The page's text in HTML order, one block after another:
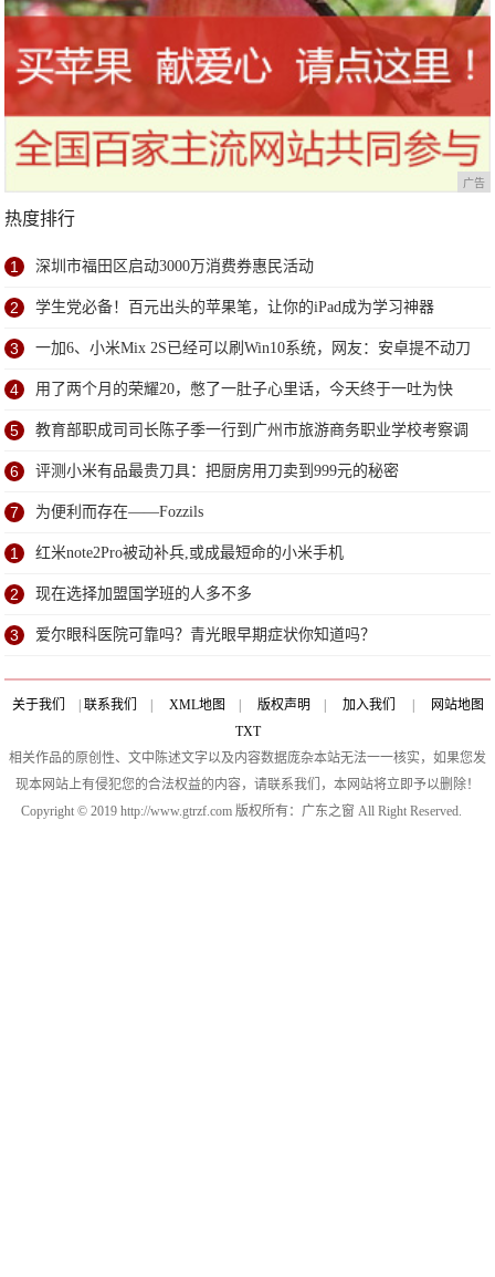
广告
热度排行
1 深圳市福田区启动3000万消费券惠民活动
2 学生党必备！百元出头的苹果笔，让你的iPad成为学习神器
3 一加6、小米Mix 2S已经可以刷Win10系统，网友：安卓提不动刀
了？
4 用了两个月的荣耀20，憋了一肚子心里话，今天终于一吐为快
5 教育部职成司司长陈子季一行到广州市旅游商务职业学校考察调
研
6 评测小米有品最贵刀具：把厨房用刀卖到999元的秘密
7 为便利而存在——Fozzils
1 红米note2Pro被动补兵,或成最短命的小米手机
2 现在选择加盟国学班的人多不多
3 爱尔眼科医院可靠吗？青光眼早期症状你知道吗？
关于我们 | 联系我们 | XML地图 | 版权声明 | 加入我们 |
网站地图
TXT
相关作品的原创性、文中陈述文字以及内容数据庞杂本站无法一一核实，如果您发
现本网站上有侵犯您的合法权益的内容，请联系我们，本网站将立即予以删除！
Copyright © 2019 http://www.gtrzf.com 版权所有：广东之窗 All Right Reserved.